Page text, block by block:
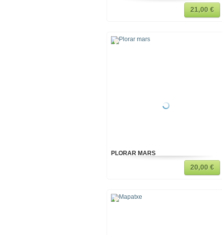
21,00 €
PLORAR MARS
20,00 €